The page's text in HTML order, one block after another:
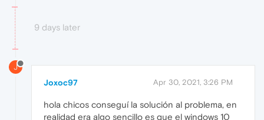
9 days later
J
Joxoc97 Apr 30, 2021, 3:26 PM
hola chicos conseguí la solución al problema, en
realidad era algo sencillo es que el windows 10